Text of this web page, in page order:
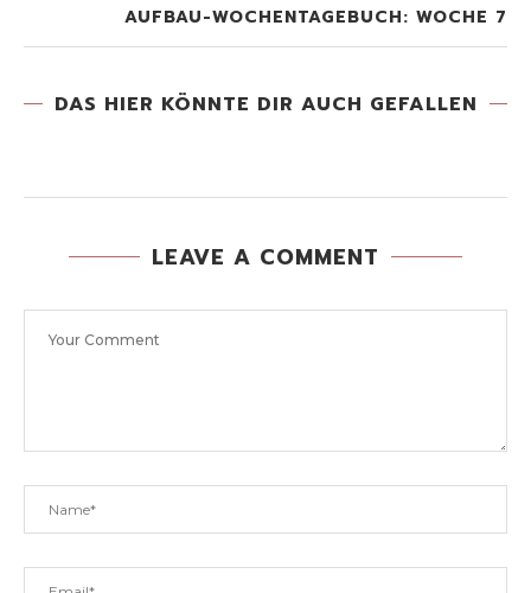
AUFBAU-WOCHENTAGEBUCH: WOCHE 7
DAS HIER KÖNNTE DIR AUCH GEFALLEN
LEAVE A COMMENT